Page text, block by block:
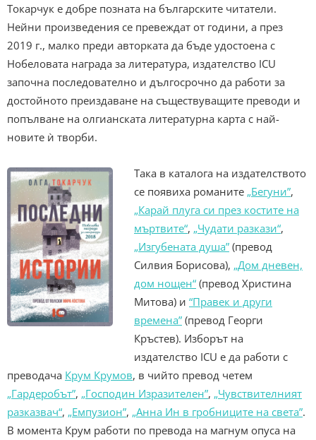
Токарчук е добре позната на българските читатели.
Нейни произведения се превеждат от години, а през
2019 г., малко преди авторката да бъде удостоена с
Нобеловата награда за литература, издателство ICU
започна последователно и дългосрочно да работи за
достойното преиздаване на съществуващите преводи и
попълване на олгианската литературна карта с най-
новите ѝ творби.
Така в каталога на издателството
се появиха романите „Бегуни”,
„Карай плуга си през костите на
мъртвите“, „Чудати разкази“,
„Изгубената душа” (превод
Силвия Борисова), „Дом дневен,
дом нощен“ (превод Христина
Митова) и “Правек и други
времена” (превод Георги
Кръстев). Изборът на
издателство ICU е да работи с
преводача Крум Крумов, в чийто превод четем
„Гардеробът”, „Господин Изразителен”, „Чувствителният
разказвач“, „Емпузион”, „Анна Ин в гробниците на света”.
В момента Крум работи по превода на магнум опуса на